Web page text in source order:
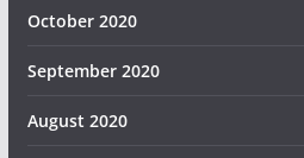
October 2020
September 2020
August 2020